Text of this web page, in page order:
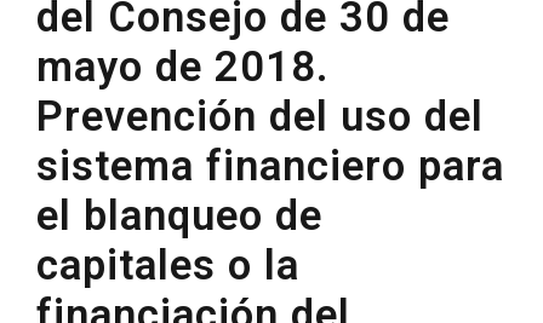
del Consejo de 30 de
mayo de 2018.
Prevención del uso del
sistema financiero para
el blanqueo de
capitales o la